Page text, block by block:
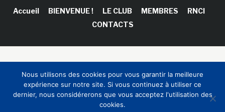
Accueil BIENVENUE ! LE CLUB MEMBRES
RNCI
CONTACTS
Sinapses Conseils
Nous utilisons des cookies pour vous garantir la meilleure
expérience sur notre site. Si vous continuez à utiliser ce
dernier, nous considérerons que vous acceptez l'utilisation des
cookies.